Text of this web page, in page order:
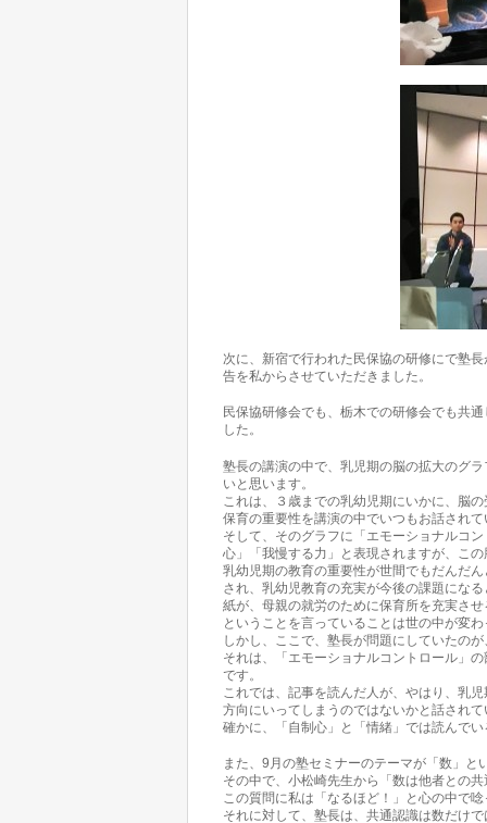
次に、新宿で行われた民保協の研修にで塾
告を私からさせていただきました。
民保協研修会でも、栃木での研修会でも共
した。
塾長の講演の中で、乳児期の脳の拡大のグ
いと思います。
これは、３歳までの乳幼児期にいかに、脳
保育の重要性を講演の中でいつもお話されて
そして、そのグラフに「エモーショナルコ
心」「我慢する力」と表現されますが、こ
乳幼児期の教育の重要性が世間でもだんだ
され、乳幼児教育の充実が今後の課題にな
紙が、母親の就労のために保育所を充実さ
ということを言っていることは世の中が変
しかし、ここで、塾長が問題にしていたの
それは、「エモーショナルコントロール」
です。
これでは、記事を読んだ人が、やはり、乳
方向にいってしまうのではないかと話されて
確かに、「自制心」と「情緒」では読んで
また、9月の塾セミナーのテーマが「数」と
その中で、小松崎先生から「数は他者との
この質問に私は「なるほど！」と心の中で
それに対して、塾長は、共通認識は数だけ